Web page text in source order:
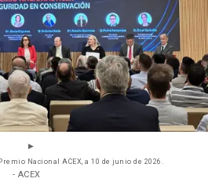
Nacional ACEX, a 10 de junio de 2026.
- ACEX